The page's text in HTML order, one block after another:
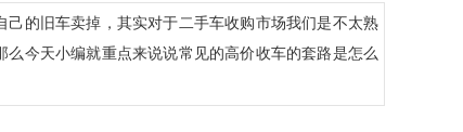
的旧车卖掉，其实对于二手车收购市场我们是不太熟
今天小编就重点来说说常见的高价收车的套路是怎么